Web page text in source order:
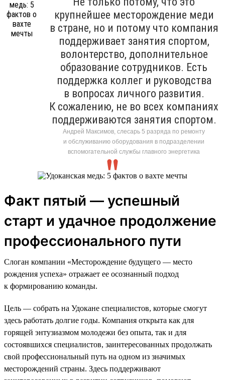
крупнейшее месторождение меди
в стране, но и потому что компания
поддерживает занятия спортом,
волонтерство, дополнительное
образование сотрудников. Есть
поддержка коллег и руководства
в вопросах личного развития.
К сожалению, не во всех компаниях
поддерживаются занятия спортом.
Андрей Максимов, слесарь 5 разряда по ремонту
и обслуживанию оборудования в подразделении
вспомогательной службы главного энергетика
Факт пятый — успешный
старт и удачное продолжение
профессионального пути
Слоган компании «Месторождение будущего — место
рождения успеха» отражает ее осознанный подход
к формированию команды.
Цель — собрать на Удокане специалистов, которые смогут
здесь работать долгие годы. Компания открыта как для
горящей энтузиазмом молодежи без опыта, так и для
состоявшихся специалистов, заинтересованных продолжать
свой профессиональный путь на одном из значимых
месторождений страны. Здесь поддерживают